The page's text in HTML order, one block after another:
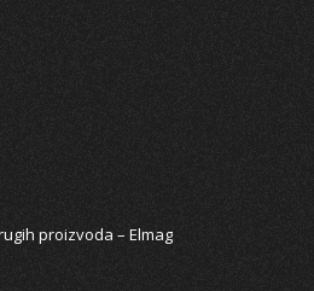
proizvoda – Elmag